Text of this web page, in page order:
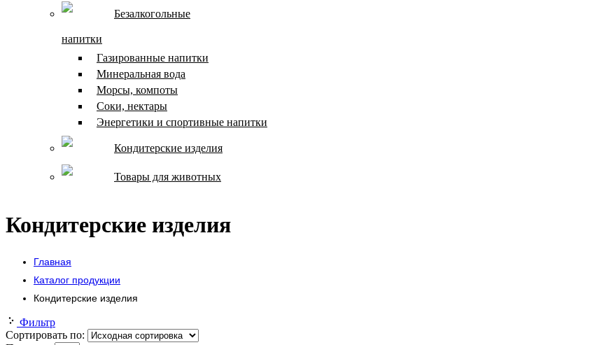
Безалкогольные
напитки
Газированные напитки
Минеральная вода
Морсы, компоты
Соки, нектары
Энергетики и спортивные напитки
Кондитерские изделия
Товары для животных
Кондитерские изделия
Главная
Каталог продукции
Кондитерские изделия
Фильтр
Сортировать по: